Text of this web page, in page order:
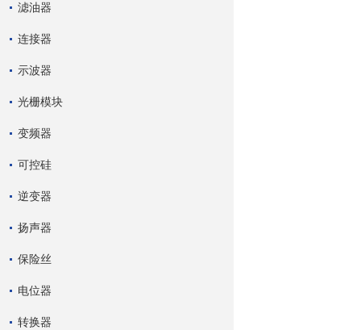
滤油器
连接器
示波器
光栅模块
变频器
可控硅
逆变器
扬声器
保险丝
电位器
转换器